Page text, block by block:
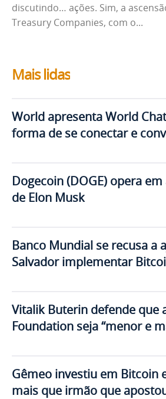
discutindo… ações. Sim, a
Treasury Companies, com o...
Mais lidas
World apresenta World
forma de se conectar e
Dogecoin (DOGE) opera
de Elon Musk
Banco Mundial se recusa a
Salvador implementar
Vitalik Buterin defende que
Foundation seja “menor e
Gêmeo investiu em Bitcoin
mais que irmão que